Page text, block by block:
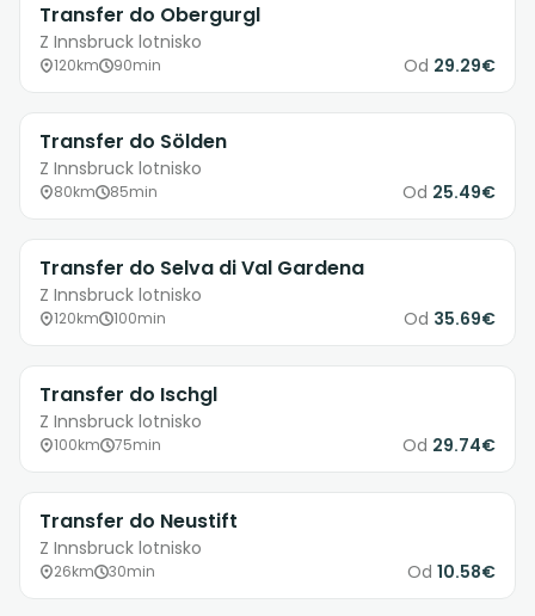
Transfer do Obergurgl
Z Innsbruck lotnisko
120km 90min Od 29.29€
Transfer do Sölden
Z Innsbruck lotnisko
80km 85min Od 25.49€
Transfer do Selva di Val Gardena
Z Innsbruck lotnisko
120km 100min Od 35.69€
Transfer do Ischgl
Z Innsbruck lotnisko
100km 75min Od 29.74€
Transfer do Neustift
Z Innsbruck lotnisko
26km 30min Od 10.58€